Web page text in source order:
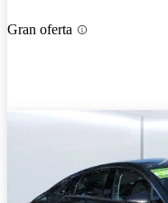
Gran oferta